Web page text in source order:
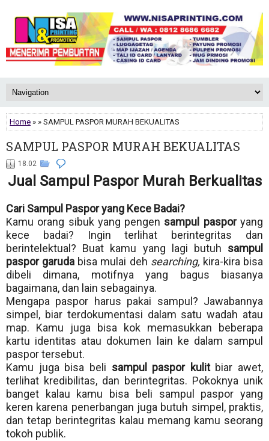
Home » » SAMPUL PASPOR MURAH BEKUALITAS
SAMPUL PASPOR MURAH BEKUALITAS
18.02
Jual Sampul Paspor Murah Berkualitas
Cari Sampul Paspor yang Kece Badai?
Kamu orang sibuk yang pengen sampul pasporyang
kece badai? Ingin terlihat berintegritas dan
berintelektual? Buat kamu yang lagi butuh sampul
paspor garuda bisa mulai deh searching, kira-kira bisa
dibeli dimana, motifnya yang bagus biasanya
bagaimana, dan lain sebagainya.
Mengapa paspor harus pakai sampul? Jawabannya
simpel, biar terdokumentasi dalam satu wadah atau
map. Kamu juga bisa kok memasukkan beberapa
kartu identitas atau dokumen lain ke dalam sampul
paspor tersebut.
Kamu juga bisa beli sampul paspor kulit biar awet,
terlihat kredibilitas, dan berintegritas. Pokoknya unik
banget kalau kamu bisa beli sampul paspor yang
keren karena penerbangan juga butuh simpel, praktis,
dan tetap berintegritas kalau memang kamu seorang
tokoh publik.